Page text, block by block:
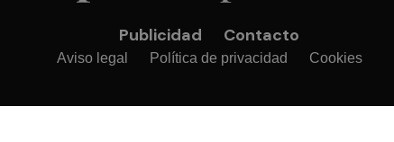
Publicidad Contacto
Aviso legal Política de privacidad Cookies